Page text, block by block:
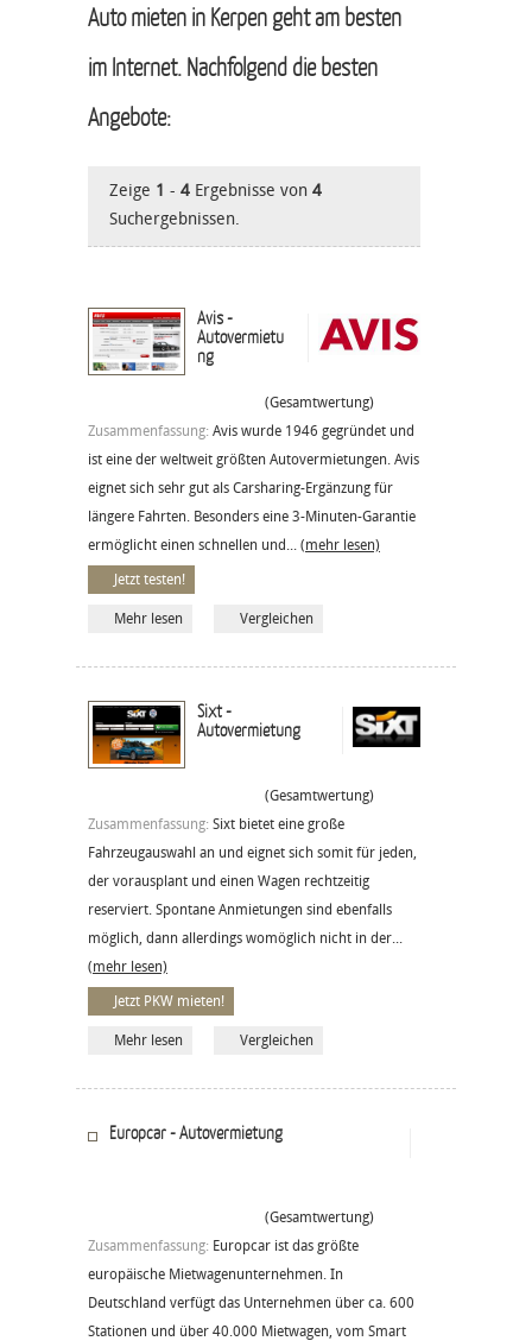
Auto mieten in Kerpen geht am besten
im Internet. Nachfolgend die besten
Angebote:
Zeige 1 - 4 Ergebnisse von 4
Suchergebnissen.
Avis -
Autovermietu
ng
(Gesamtwertung)
Zusammenfassung: Avis wurde 1946 gegründet und
ist eine der weltweit größten Autovermietungen. Avis
eignet sich sehr gut als Carsharing-Ergänzung für
längere Fahrten. Besonders eine 3-Minuten-Garantie
ermöglicht einen schnellen und... (mehr lesen)
Jetzt testen!
Mehr lesen Vergleichen
Sixt -
Autovermietung
(Gesamtwertung)
Zusammenfassung: Sixt bietet eine große
Fahrzeugauswahl an und eignet sich somit für jeden,
der vorausplant und einen Wagen rechtzeitig
reserviert. Spontane Anmietungen sind ebenfalls
möglich, dann allerdings womöglich nicht in der...
(mehr lesen)
Jetzt PKW mieten!
Mehr lesen Vergleichen
Europcar - Autovermietung
(Gesamtwertung)
Zusammenfassung: Europcar ist das größte
europäische Mietwagenunternehmen. In
Deutschland verfügt das Unternehmen über ca. 600
Stationen und über 40.000 Mietwagen, vom Smart